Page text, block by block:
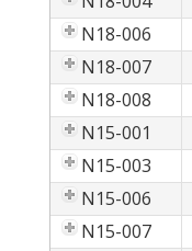
N18-006
N18-007
N18-008
N15-001
N15-003
N15-006
N15-007